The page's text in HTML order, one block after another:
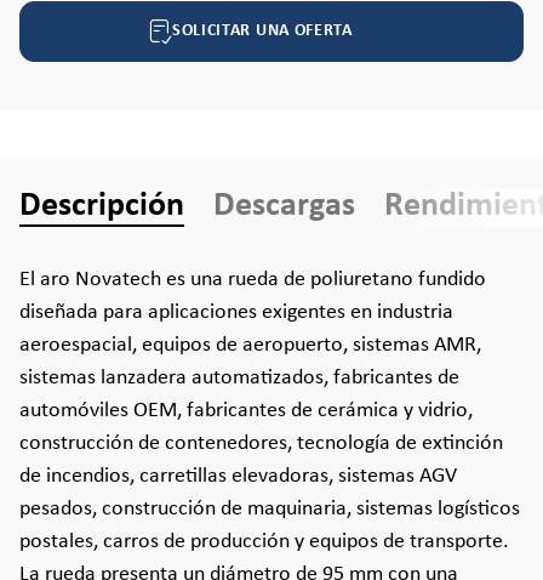
SOLICITAR UNA OFERTA
Descripción Descargas
El aro Novatech es una rueda de poliuretano fundido
diseñada para aplicaciones exigentes en industria
aeroespacial, equipos de aeropuerto, sistemas AMR,
sistemas lanzadera automatizados, fabricantes de
automóviles OEM, fabricantes de cerámica y vidrio,
construcción de contenedores, tecnología de extinción
de incendios, carretillas elevadoras, sistemas AGV
pesados, construcción de maquinaria, sistemas logísticos
postales, carros de producción y equipos de transporte.
La rueda presenta un diámetro de 95 mm con una